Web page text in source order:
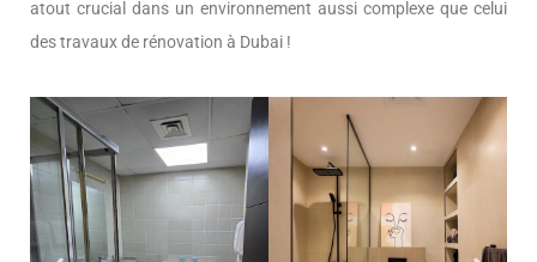
atout crucial dans un environnement aussi complexe que celui
des travaux de rénovation à Dubai !